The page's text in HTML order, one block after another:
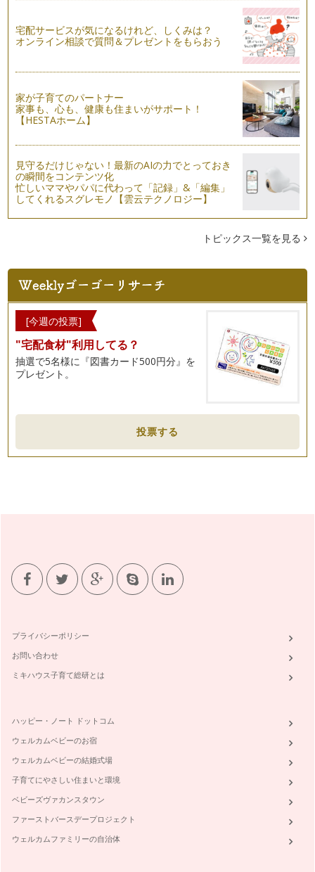
宅配サービスが気になるけれど、しくみは？
オンライン相談で質問＆プレゼントをもらおう
家が子育てのパートナー
家事も、心も、健康も住まいがサポート！
【HESTAホーム】
見守るだけじゃない！最新のAIの力でとっておき
の瞬間をコンテンツ化
忙しいママやパパに代わって「記録」&「編集」
してくれるスグレモノ【雲云テクノロジー】
トピックス一覧を見る
[今週の投票]
"宅配食材"利用してる？
抽選で5名様に『図書カード500円分』を
プレゼント。
投票する
プライバシーポリシー
お問い合わせ
ミキハウス子育て総研とは
ハッピー・ノート ドットコム
ウェルカムベビーのお宿
ウェルカムベビーの結婚式場
子育てにやさしい住まいと環境
ベビーズヴァカンスタウン
ファーストバースデープロジェクト
ウェルカムファミリーの自治体